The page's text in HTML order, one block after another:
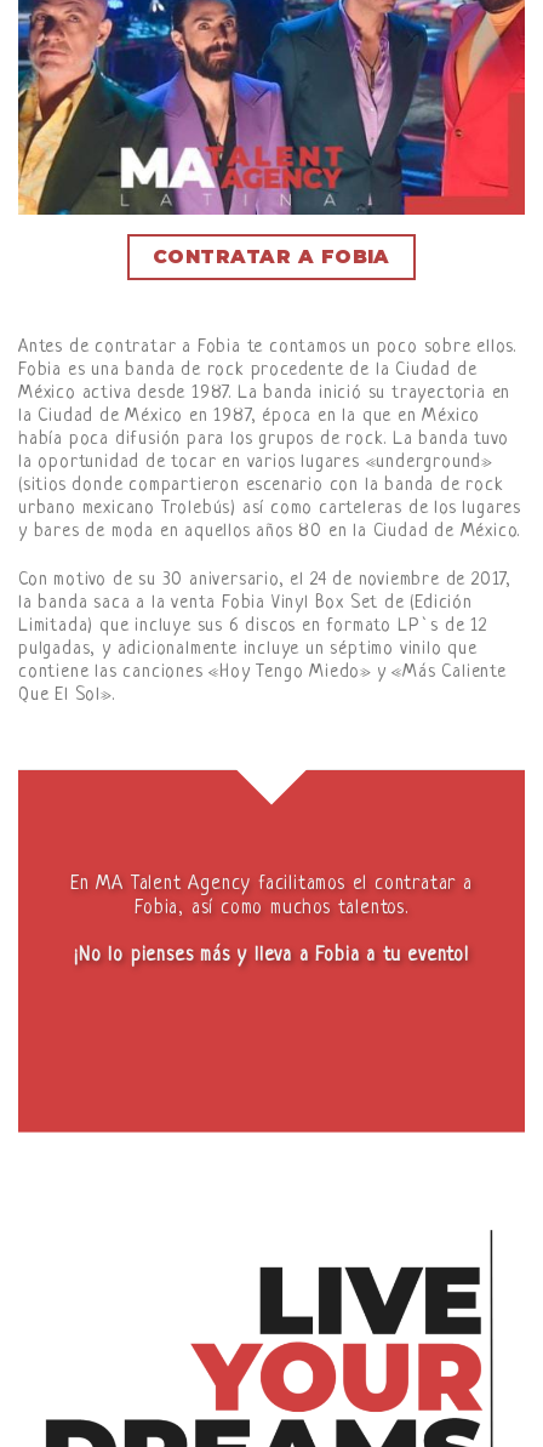
CONTRATAR A FOBIA
Antes de contratar a Fobia te contamos un poco sobre ellos.
Fobia es una banda de rock procedente de la Ciudad de
México activa desde 1987. La banda inició su trayectoria en
la Ciudad de México en 1987, época en la que en México
había poca difusión para los grupos de rock. La banda tuvo
la oportunidad de tocar en varios lugares «underground»
(sitios donde compartieron escenario con la banda de rock
urbano mexicano Trolebús) así como carteleras de los lugares
y bares de moda en aquellos años 80 en la Ciudad de México.
Con motivo de su 30 aniversario, el 24 de noviembre de 2017,
la banda saca a la venta Fobia Vinyl Box Set de (Edición
Limitada) que incluye sus 6 discos en formato LP`s de 12
pulgadas, y adicionalmente incluye un séptimo vinilo que
contiene las canciones «Hoy Tengo Miedo» y «Más Caliente
Que El Sol».
En MA Talent Agency facilitamos el contratar a
Fobia, así como muchos talentos.
¡No lo pienses más y lleva a Fobia a tu evento!